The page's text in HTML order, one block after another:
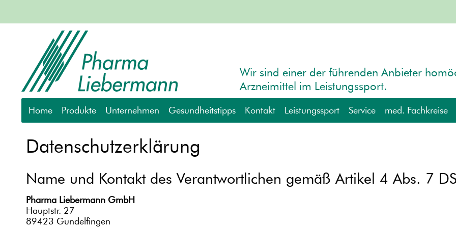
Wir sind einer der führenden Anbieter
Arzneimittel im Leistungssport.
Home
Produkte
Hautpflege / Kosmetik
Fitnessprodukte
Gelenke, Muskeln, Wirbelsäule
Atemwege, Infekte, Allergie
Unternehmen
Gesundheitstipps
Müde Beine
Erkältung
Kontakt
Leistungssport
Service
Vertriebspartner im
med. Fachkreise
Seminare
Datenschutzerklärung
Name und Kontakt des Verantwortlichen gemäß Artikel 4 Abs. 7
Pharma Liebermann GmbH
Hauptstr. 27
89423 Gundelfingen